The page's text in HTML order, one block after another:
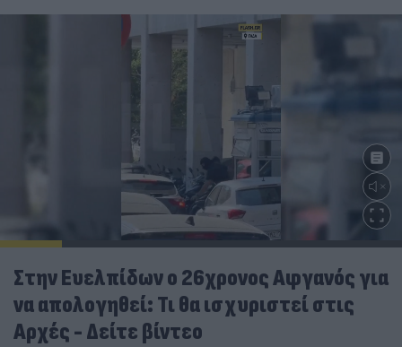
Στην Ευελπίδων ο 26χρονος Αφγανός για
να απολογηθεί: Τι θα ισχυριστεί στις
Αρχές - Δείτε βίντεο